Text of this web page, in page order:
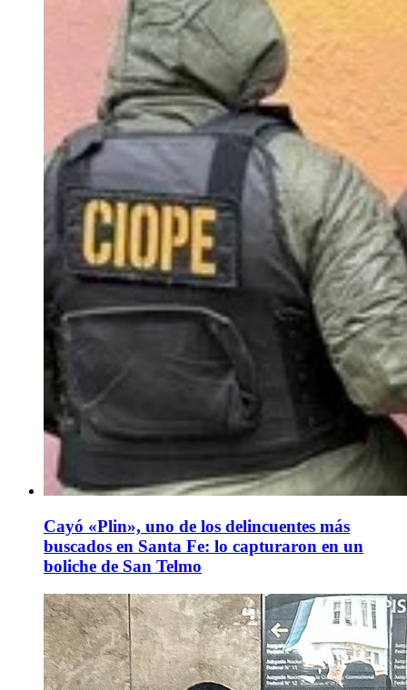
Cayó «Plin», uno de los delincuentes más
buscados en Santa Fe: lo capturaron en un
boliche de San Telmo